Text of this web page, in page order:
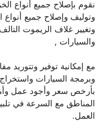
نقوم بإصلاح جميع أنواع
وتوليف وإصلاح جميع أنواع
وتغيير غلاف الريموت
والسيارات ,
مع إمكانية توفير وتتوريد
وبرمجة السيارات
بأرخص سعر وأجود عمل
المناطق مع السرعة في
العمل.